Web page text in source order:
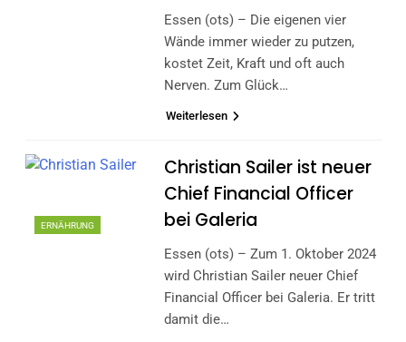
Essen (ots) – Die eigenen vier
Wände immer wieder zu putzen,
kostet Zeit, Kraft und oft auch
Nerven. Zum Glück…
Weiterlesen
ERNÄHRUNG
Christian Sailer ist neuer
Chief Financial Officer
bei Galeria
Essen (ots) – Zum 1. Oktober 2024
wird Christian Sailer neuer Chief
Financial Officer bei Galeria. Er tritt
damit die…